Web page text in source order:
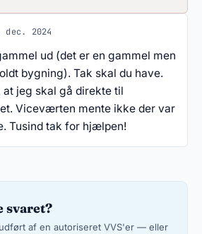
dec. 2024
ud (det er en gammel men
bygning). Tak skal du have.
jeg skal gå direkte til
Viceværten mente ikke der var
Tusind tak for hjælpen!
svaret?
af en autoriseret VVS'er — eller